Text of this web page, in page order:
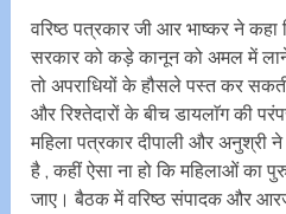
वरिष्ठ पत्रकार जी आर भाष्कर ने
सरकार को कड़े कानून को अमल में
तो अपराधियों के हौसले पस्त कर
और रिश्तेदारों के बीच डायलाॅग की
महिला पत्रकार दीपाली और अनुश्री
है , कहीं ऐसा ना हो कि महिलाओं का
जाए। बैठक में वरिष्ठ संपादक और